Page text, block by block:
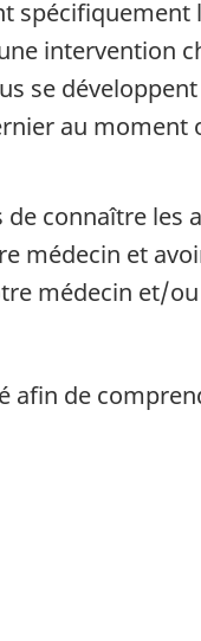
intervention
se
au moment
connaître les
médecin et
médecin et/
afin de